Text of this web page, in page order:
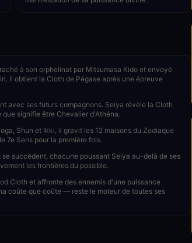
à son orphelinat par Mitsumasa Kido et envoyé
Il obtient la Cloth de Pégase après une épreuve
avec ses futurs compagnons. Seiya révèle la Cloth
signifie être Chevalier d'Athéna.
Shun et Ikki, il gravit les 12 maisons du Zodiaque
7e Sens pour la première fois.
succèdent, chacune poussant Seiya au-delà de ses
les frontières du possible.
Cloth et affronte des ennemis d'une puissance
coûte que coûte — reste le moteur de toutes ses